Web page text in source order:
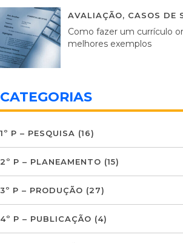
AVALIAÇÃO, CASOS DE
Como fazer um currículo
melhores exemplos
CATEGORIAS
1º P – PESQUISA (16)
2º P – PLANEAMENTO (15)
3º P – PRODUÇÃO (27)
4º P – PUBLICAÇÃO (4)